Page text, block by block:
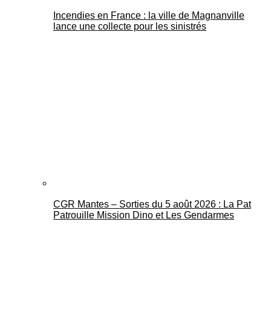
Mantes Actu
Incendies en France : la ville de Magnanville
lance une collecte pour les sinistrés
CGR Mantes – Sorties du 5 août 2026 : La Pat
Patrouille Mission Dino et Les Gendarmes